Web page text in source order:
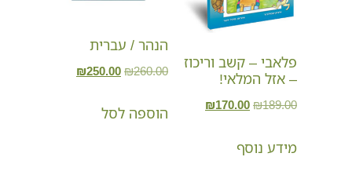
פלאבי – קשב וריכוז
– אזל המלאי!
₪189.00
₪170.00
מידע נוסף
הנהר / עברית
₪260.00
₪250.00
הוספה לסל